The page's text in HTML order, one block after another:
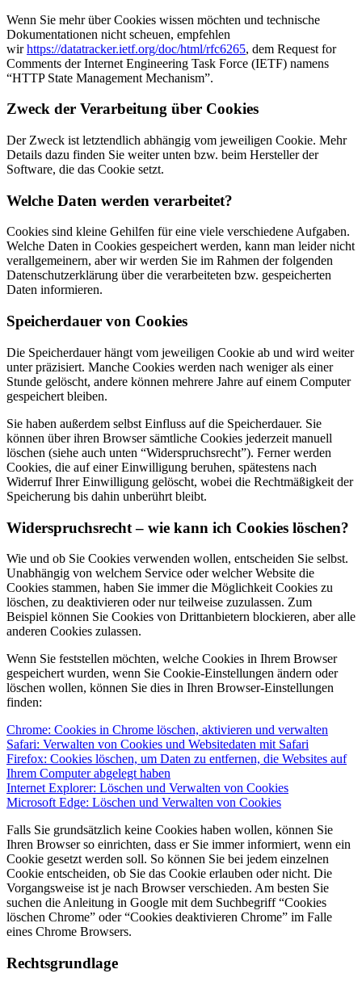
Wenn Sie mehr über Cookies wissen möchten und technische
Dokumentationen nicht scheuen, empfehlen
wirhttps://datatracker.ietf.org/doc/html/rfc6265, dem Request for
Comments der Internet Engineering Task Force (IETF) namens
“HTTP State Management Mechanism”.
Zweck der Verarbeitung über Cookies
Der Zweck ist letztendlich abhängig vom jeweiligen Cookie. Mehr
Details dazu finden Sie weiter unten bzw. beim Hersteller der
Software, die das Cookie setzt.
Welche Daten werden verarbeitet?
Cookies sind kleine Gehilfen für eine viele verschiedene Aufgaben.
Welche Daten in Cookies gespeichert werden, kann man leider nicht
verallgemeinern, aber wir werden Sie im Rahmen der folgenden
Datenschutzerklärung über die verarbeiteten bzw. gespeicherten
Daten informieren.
Speicherdauer von Cookies
Die Speicherdauer hängt vom jeweiligen Cookie ab und wird weiter
unter präzisiert. Manche Cookies werden nach weniger als einer
Stunde gelöscht, andere können mehrere Jahre auf einem Computer
gespeichert bleiben.
Sie haben außerdem selbst Einfluss auf die Speicherdauer. Sie
können über ihren Browser sämtliche Cookies jederzeit manuell
löschen (siehe auch unten “Widerspruchsrecht”). Ferner werden
Cookies, die auf einer Einwilligung beruhen, spätestens nach
Widerruf Ihrer Einwilligung gelöscht, wobei die Rechtmäßigkeit der
Speicherung bis dahin unberührt bleibt.
Widerspruchsrecht – wie kann ich Cookies löschen?
Wie und ob Sie Cookies verwenden wollen, entscheiden Sie selbst.
Unabhängig von welchem Service oder welcher Website die
Cookies stammen, haben Sie immer die Möglichkeit Cookies zu
löschen, zu deaktivieren oder nur teilweise zuzulassen. Zum
Beispiel können Sie Cookies von Drittanbietern blockieren, aber alle
anderen Cookies zulassen.
Wenn Sie feststellen möchten, welche Cookies in Ihrem Browser
gespeichert wurden, wenn Sie Cookie-Einstellungen ändern oder
löschen wollen, können Sie dies in Ihren Browser-Einstellungen
finden:
Chrome: Cookies in Chrome löschen, aktivieren und verwalten
Safari: Verwalten von Cookies und Websitedaten mit Safari
Firefox: Cookies löschen, um Daten zu entfernen, die Websites auf
Ihrem Computer abgelegt haben
Internet Explorer: Löschen und Verwalten von Cookies
Microsoft Edge: Löschen und Verwalten von Cookies
Falls Sie grundsätzlich keine Cookies haben wollen, können Sie
Ihren Browser so einrichten, dass er Sie immer informiert, wenn ein
Cookie gesetzt werden soll. So können Sie bei jedem einzelnen
Cookie entscheiden, ob Sie das Cookie erlauben oder nicht. Die
Vorgangsweise ist je nach Browser verschieden. Am besten Sie
suchen die Anleitung in Google mit dem Suchbegriff “Cookies
löschen Chrome” oder “Cookies deaktivieren Chrome” im Falle
eines Chrome Browsers.
Rechtsgrundlage